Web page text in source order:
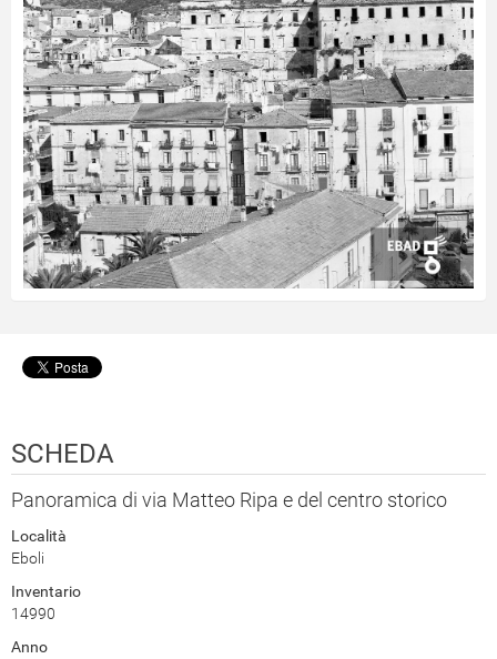
SCHEDA
Panoramica di via Matteo Ripa e del centro storico
Località
Eboli
Inventario
14990
Anno